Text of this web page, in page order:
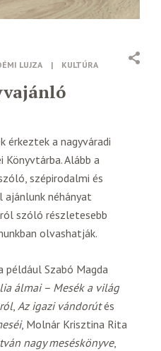
LUJZA | KULTÚRA
érkeztek a nagyváradi
Könyvtárba. Alább a
szépirodalmi és
néhányat
szóló részletesebb
olvashatják.
Szabó Magda
álmai – Mesék a világ
, Az igazi vándorútés
, Molnár Krisztina Rita
nagy meséskönyve,